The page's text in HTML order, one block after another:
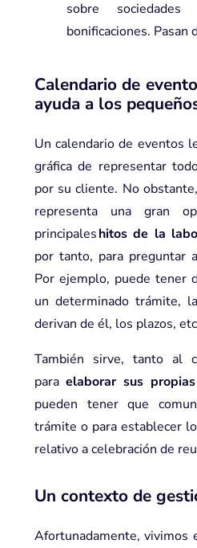
sobre
bonificaciones. Pasan
Calendario de
ayuda a los
Un calendario de eventos
gráfica de representar
por su cliente. No
representa una gran
principaleshitos de la
por tanto, para preguntar
Por ejemplo, puede tener
un determinado trámite,
derivan de él, los plazos,
También sirve, tanto al
paraelaborar sus
pueden tener que
trámite o para establecer
relativo a celebración de
Un contexto de
Afortunadamente, vivimos